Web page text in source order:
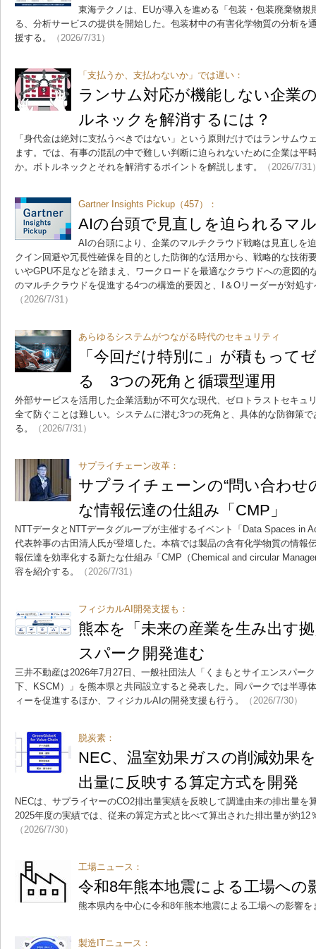
東海テクノは、EUが導入を進める「包装・包装廃棄物規
る、分析サービスの提供を開始した。包装材中の有害化学物質の分析を
援する。
（2026/7/31）
「支払うか、支払わないか」では遅い：
ランサム対応が機能しない企業
ルネックを解消するには？
「身代金は絶対に支払うべきではない」という原則だけではランサムウ
ます。では、有事の混乱の中で難しい判断に迫られないために企業は平
か。ボトルネックとそれを解消するポイントを解説します。
（2026/7/31
Gartner Insights Pickup（457）：
AIの台頭で見直しを迫られるマ
AIの台頭により、企業のマルチクラウド戦略は見直しを
クイン回避や冗長性確保を目的とした防御的な活用から、戦略的な技術
いやGPU不足などを踏まえ、ワークロードを最適なクラウドへの意図的
のマルチクラウドを促進する4つの構造的要因と、I＆Oリーダーが対処
（2026/7/31）
あらゆるシステムがつながる時代のセキュリティ
「今回だけ特別に」が積もって
る 3つの死角と循環型運用
外部サービスを活用した企業活動が不可欠な現代、ゼロトラストセキュ
全て防ぐことは難しい。システムに潜む3つの死角と、具体的な防御策
る。
（2026/7/31）
サプライチェーン改革：
サプライチェーンの“問い合わ
な情報伝達の仕組み「CMP」
NTTデータとNTTデータグループが主催するイベント「Data Spaces in
代表幹事の古田清人氏が登壇した。本稿では製品の含有化学物質の情報
報伝達を効率化する新たな仕組み「CMP（Chemical and circular
容を紹介する。
（2026/7/31）
フィジカルAI開発支援も：
熊本を「未来の産業を生み出す
スパーク開発進む
三井不動産は2026年7月27日、一般社団法人「くまもとサイエンスパー
下、KSCM）」を熊本県と共同設立すると発表した。同パークでは半導
ィーを促進するほか、フィジカルAIの開発支援も行う。
（2026/7/30）
脱炭素：
NEC、温室効果ガスの削減効果
出量に反映する算定方式を開発
NECは、サプライヤーのCO2排出量実績を反映して調達由来の排出量を
2025年度の実績では、従来の算定方式と比べて算出された排出量が約12
（2026/7/30）
工場ニュース：
令和8年熊本地震による工場への
熊本県内を中心に令和8年熊本地震による工場への影響を
製造ITニュース：